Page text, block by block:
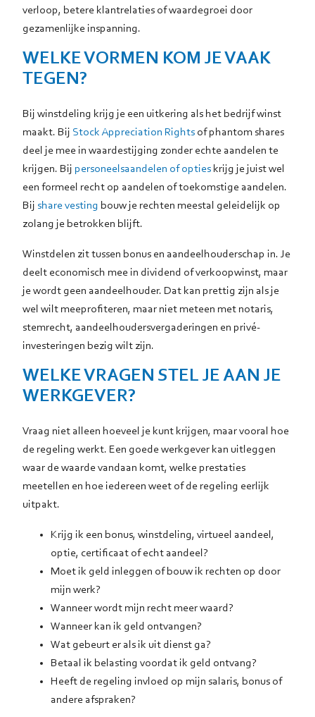
verloop, betere klantrelaties of waardegroei door
gezamenlijke inspanning.
WELKE VORMEN KOM JE VAAK
TEGEN?
Bij winstdeling krijg je een uitkering als het bedrijf winst
maakt. Bij Stock Appreciation Rights of phantom shares
deel je mee in waardestijging zonder echte aandelen te
krijgen. Bij personeelsaandelen of opties krijg je juist wel
een formeel recht op aandelen of toekomstige aandelen.
Bij share vesting bouw je rechten meestal geleidelijk op
zolang je betrokken blijft.
Winstdelen zit tussen bonus en aandeelhouderschap in. Je
deelt economisch mee in dividend of verkoopwinst, maar
je wordt geen aandeelhouder. Dat kan prettig zijn als je
wel wilt meeprofiteren, maar niet meteen met notaris,
stemrecht, aandeelhoudersvergaderingen en privé-
investeringen bezig wilt zijn.
WELKE VRAGEN STEL JE AAN JE
WERKGEVER?
Vraag niet alleen hoeveel je kunt krijgen, maar vooral hoe
de regeling werkt. Een goede werkgever kan uitleggen
waar de waarde vandaan komt, welke prestaties
meetellen en hoe iedereen weet of de regeling eerlijk
uitpakt.
Krijg ik een bonus, winstdeling, virtueel aandeel,
optie, certificaat of echt aandeel?
Moet ik geld inleggen of bouw ik rechten op door
mijn werk?
Wanneer wordt mijn recht meer waard?
Wanneer kan ik geld ontvangen?
Wat gebeurt er als ik uit dienst ga?
Betaal ik belasting voordat ik geld ontvang?
Heeft de regeling invloed op mijn salaris, bonus of
andere afspraken?